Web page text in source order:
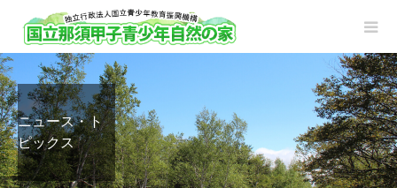
ニュース・ト
ピックス